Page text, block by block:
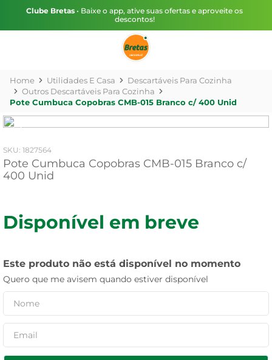
Clube Bretas • Baixe o app, ative suas ofertas e aproveite os
descontos!
Utilidades E Casa
Descartáveis Para Cozinha
Outros Descartáveis Para Cozinha
Pote Cumbuca Copobras CMB-015 Branco c/ 400 Unid
: 1827564
Pote Cumbuca Copobras CMB-015 Branco c/
400 Unid
Disponível em breve
Este produto não está disponível no momento
Quero que me avisem quando estiver disponível